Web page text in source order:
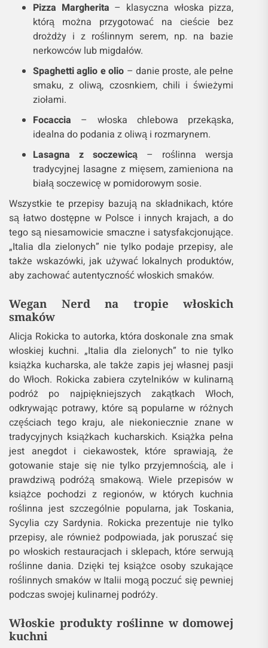
Pizza Margherita – klasyczna włoska pizza,
którą można przygotować na cieście bez
drożdży i z roślinnym serem, np. na bazie
nerkowców lub migdałów.
Spaghetti aglio e olio – danie proste, ale pełne
smaku, z oliwą, czosnkiem, chili i świeżymi
ziołami.
Focaccia – włoska chlebowa przekąska,
idealna do podania z oliwą i rozmarynem.
Lasagna z soczewicą – roślinna wersja
tradycyjnej lasagne z mięsem, zamieniona na
białą soczewicę w pomidorowym sosie.
Wszystkie te przepisy bazują na składnikach, które
są łatwo dostępne w Polsce i innych krajach, a do
tego są niesamowicie smaczne i satysfakcjonujące.
„Italia dla zielonych” nie tylko podaje przepisy, ale
także wskazówki, jak używać lokalnych produktów,
aby zachować autentyczność włoskich smaków.
Wegan Nerd na tropie włoskich
smaków
Alicja Rokicka to autorka, która doskonale zna smak
włoskiej kuchni. „Italia dla zielonych” to nie tylko
książka kucharska, ale także zapis jej własnej pasji
do Włoch. Rokicka zabiera czytelników w kulinarną
podróż po najpiękniejszych zakątkach Włoch,
odkrywając potrawy, które są popularne w różnych
częściach tego kraju, ale niekoniecznie znane w
tradycyjnych książkach kucharskich. Książka pełna
jest anegdot i ciekawostek, które sprawiają, że
gotowanie staje się nie tylko przyjemnością, ale i
prawdziwą podróżą smakową. Wiele przepisów w
książce pochodzi z regionów, w których kuchnia
roślinna jest szczególnie popularna, jak Toskania,
Sycylia czy Sardynia. Rokicka prezentuje nie tylko
przepisy, ale również podpowiada, jak poruszać się
po włoskich restauracjach i sklepach, które serwują
roślinne dania. Dzięki tej książce osoby szukające
roślinnych smaków w Italii mogą poczuć się pewniej
podczas swojej kulinarnej podróży.
Włoskie produkty roślinne w domowej
kuchni